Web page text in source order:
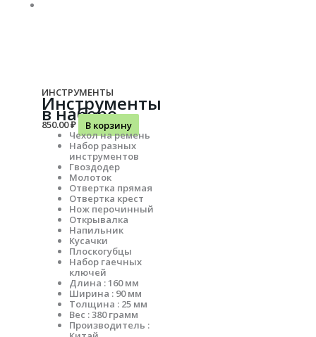
ИНСТРУМЕНТЫ
Инструменты
в наборе
850.00₽
В корзину
Чехол на ремень
Набор разных
инструментов
Гвоздодер
Молоток
Отвертка прямая
Отвертка крест
Нож перочинный
Открывалка
Напильник
Кусачки
Плоскогубцы
Набор гаечных
ключей
Длина : 160 мм
Ширина : 90 мм
Толщина : 25 мм
Вес : 380 грамм
Производитель :